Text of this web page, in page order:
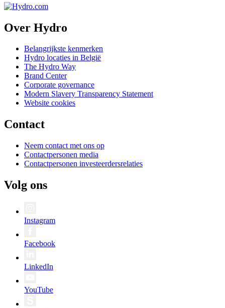
Over Hydro
Belangrijkste kenmerken
Hydro locaties in België
The Hydro Way
Brand Center
Corporate governance
Modern Slavery Transparency Statement
Website cookies
Contact
Neem contact met ons op
Contactpersonen media
Contactpersonen investeerdersrelaties
Volg ons
Instagram
Facebook
LinkedIn
YouTube